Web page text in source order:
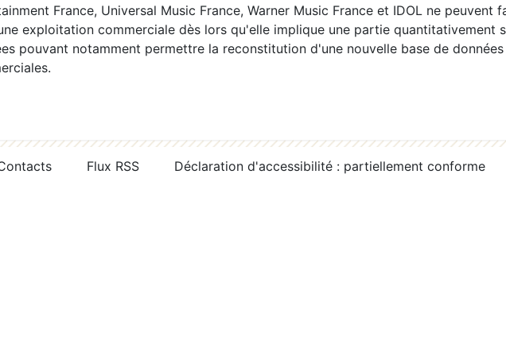
France, Universal Music France, Warner Music France et IDOL ne peuvent
exploitation commerciale dès lors qu'elle implique une partie quantitativement
pouvant notamment permettre la reconstitution d'une nouvelle base de
Flux RSS Déclaration d'accessibilité : partiellement conforme